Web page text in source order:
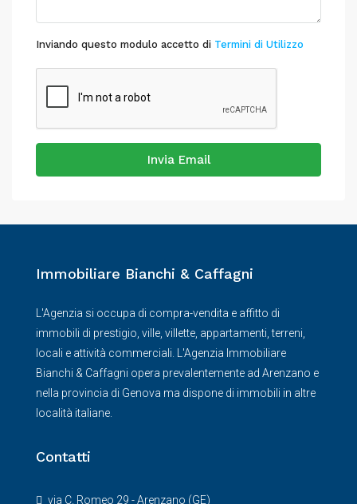
Inviando questo modulo accetto di Termini di Utilizzo
Invia Email
Immobiliare Bianchi & Caffagni
L'Agenzia si occupa di compra-vendita e affitto di
immobili di prestigio, ville, villette, appartamenti, terreni,
locali e attività commerciali. L'Agenzia Immobiliare
Bianchi & Caffagni opera prevalentemente ad Arenzano e
nella provincia di Genova ma dispone di immobili in altre
località italiane.
Contatti
via C. Romeo 29 - Arenzano (GE)